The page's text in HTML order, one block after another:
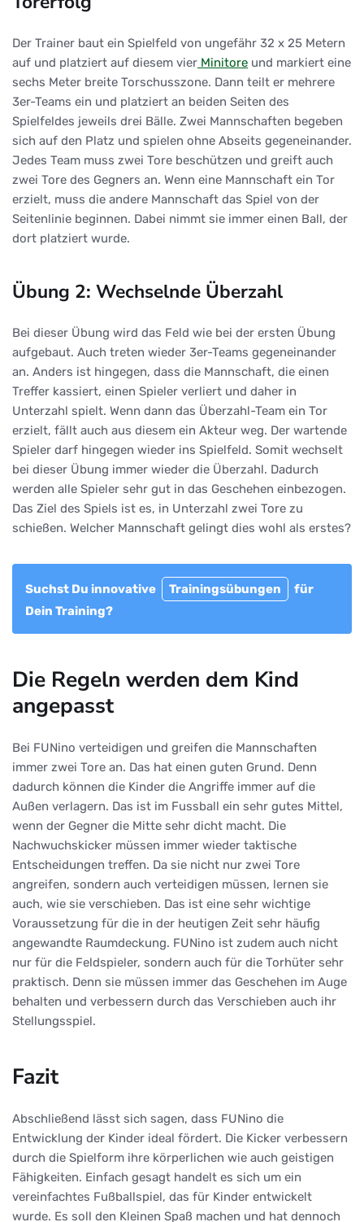
Der Trainer baut ein Spielfeld von ungefähr 32 x 25 Metern
auf und platziert auf diesem vier Minitore und markiert eine
sechs Meter breite Torschusszone. Dann teilt er mehrere
3er-Teams ein und platziert an beiden Seiten des
Spielfeldes jeweils drei Bälle. Zwei Mannschaften begeben
sich auf den Platz und spielen ohne Abseits gegeneinander.
Jedes Team muss zwei Tore beschützen und greift auch
zwei Tore des Gegners an. Wenn eine Mannschaft ein Tor
erzielt, muss die andere Mannschaft das Spiel von der
Seitenlinie beginnen. Dabei nimmt sie immer einen Ball, der
dort platziert wurde.
Übung 2: Wechselnde Überzahl
Bei dieser Übung wird das Feld wie bei der ersten Übung
aufgebaut. Auch treten wieder 3er-Teams gegeneinander
an. Anders ist hingegen, dass die Mannschaft, die einen
Treffer kassiert, einen Spieler verliert und daher in
Unterzahl spielt. Wenn dann das Überzahl-Team ein Tor
erzielt, fällt auch aus diesem ein Akteur weg. Der wartende
Spieler darf hingegen wieder ins Spielfeld. Somit wechselt
bei dieser Übung immer wieder die Überzahl. Dadurch
werden alle Spieler sehr gut in das Geschehen einbezogen.
Das Ziel des Spiels ist es, in Unterzahl zwei Tore zu
schießen. Welcher Mannschaft gelingt dies wohl als erstes?
Suchst Du innovative Trainingsübungen
für
Dein Training?
Die Regeln werden dem Kind
angepasst
Bei FUNino verteidigen und greifen die Mannschaften
immer zwei Tore an. Das hat einen guten Grund. Denn
dadurch können die Kinder die Angriffe immer auf die
Außen verlagern. Das ist im Fussball ein sehr gutes Mittel,
wenn der Gegner die Mitte sehr dicht macht. Die
Nachwuchskicker müssen immer wieder taktische
Entscheidungen treffen. Da sie nicht nur zwei Tore
angreifen, sondern auch verteidigen müssen, lernen sie
auch, wie sie verschieben. Das ist eine sehr wichtige
Voraussetzung für die in der heutigen Zeit sehr häufig
angewandte Raumdeckung. FUNino ist zudem auch nicht
nur für die Feldspieler, sondern auch für die Torhüter sehr
praktisch. Denn sie müssen immer das Geschehen im Auge
behalten und verbessern durch das Verschieben auch ihr
Stellungsspiel.
Fazit
Abschließend lässt sich sagen, dass FUNino die
Entwicklung der Kinder ideal fördert. Die Kicker verbessern
durch die Spielform ihre körperlichen wie auch geistigen
Fähigkeiten. Einfach gesagt handelt es sich um ein
vereinfachtes Fußballspiel, das für Kinder entwickelt
wurde. Es soll den Kleinen Spaß machen und hat dennoch